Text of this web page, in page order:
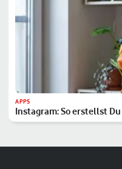
APPS
Instagram: So erstellst